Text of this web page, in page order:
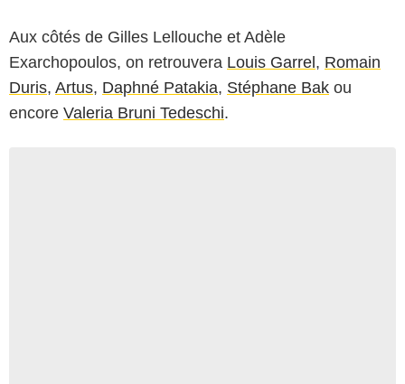
Aux côtés de Gilles Lellouche et Adèle
Exarchopoulos, on retrouvera Louis Garrel, Romain
Duris, Artus, Daphné Patakia, Stéphane Bak ou
encore Valeria Bruni Tedeschi.